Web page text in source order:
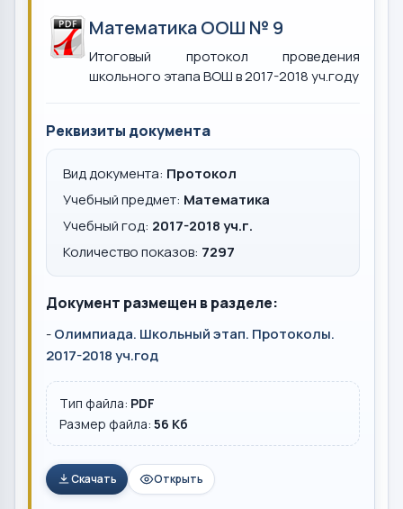
Математика ООШ № 9
Итоговый протокол проведения
школьного этапа ВОШ в 2017-2018 уч.году
Реквизиты документа
Вид документа: Протокол
Учебный предмет: Математика
Учебный год: 2017-2018 уч.г.
Количество показов: 7297
Документ размещен в разделе:
-Олимпиада. Школьный этап. Протоколы.
2017-2018 уч.год
Тип файла: PDF
Размер файла: 56 Кб
Скачать Открыть